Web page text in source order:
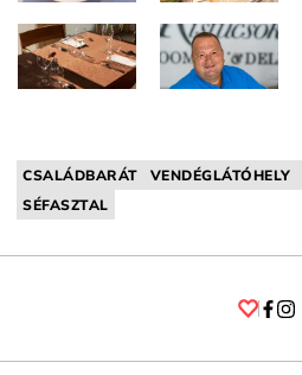
CSALÁDBARÁT VENDÉGLÁTÓHELY
SÉFASZTAL